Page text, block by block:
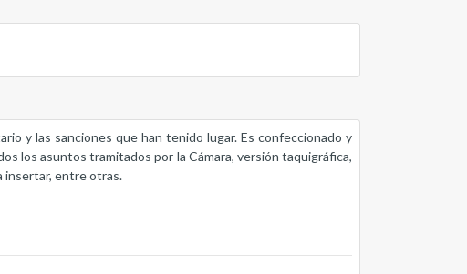
y las sanciones que han tenido lugar. Es confeccionado y
los asuntos tramitados por la Cámara, versión taquigráfica,
insertar, entre otras.